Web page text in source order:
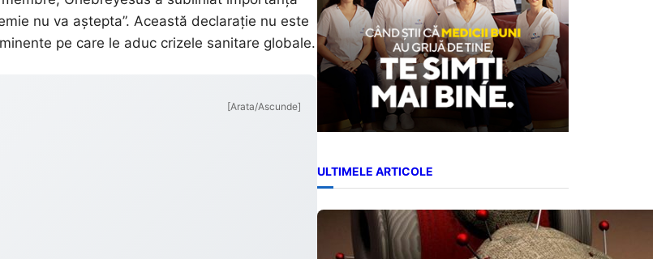
nu va aștepta”. Această declarație nu este
pe care le aduc crizele sanitare globale.
[Arata/Ascunde]
ULTIMELE ARTICOLE